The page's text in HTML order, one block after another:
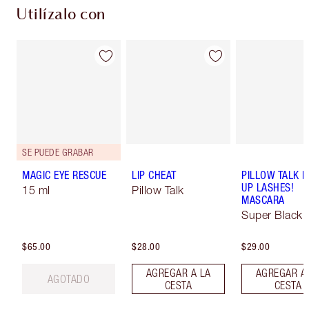
Utilízalo con
SE PUEDE GRABAR
MAGIC EYE RESCUE
15 ml
$65.00
AGOTADO
LIP CHEAT
Pillow Talk
$28.00
AGREGAR A LA
CESTA
PILLOW TALK
UP LASHES!
MASCARA
Super Black
$29.00
AGREGAR
CESTA